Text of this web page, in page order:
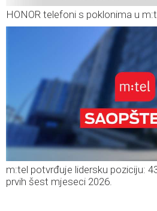
HONOR telefoni s poklonima u
m:tel potvrđuje lidersku poziciju:
prvih šest mjeseci 2026.